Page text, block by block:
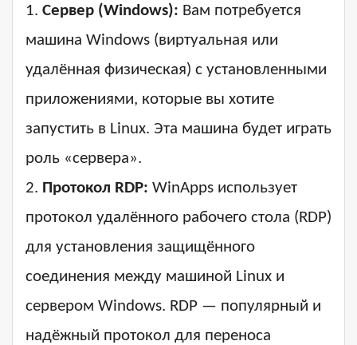
1. Сервер (Windows): Вам потребуется
машина Windows (виртуальная или
удалённая физическая) с установленными
приложениями, которые вы хотите
запустить в Linux. Эта машина будет играть
роль «сервера».
2. Протокол RDP: WinApps использует
протокол удалённого рабочего стола (RDP)
для установления защищённого
соединения между машиной Linux и
сервером Windows. RDP — популярный и
надёжный протокол для переноса